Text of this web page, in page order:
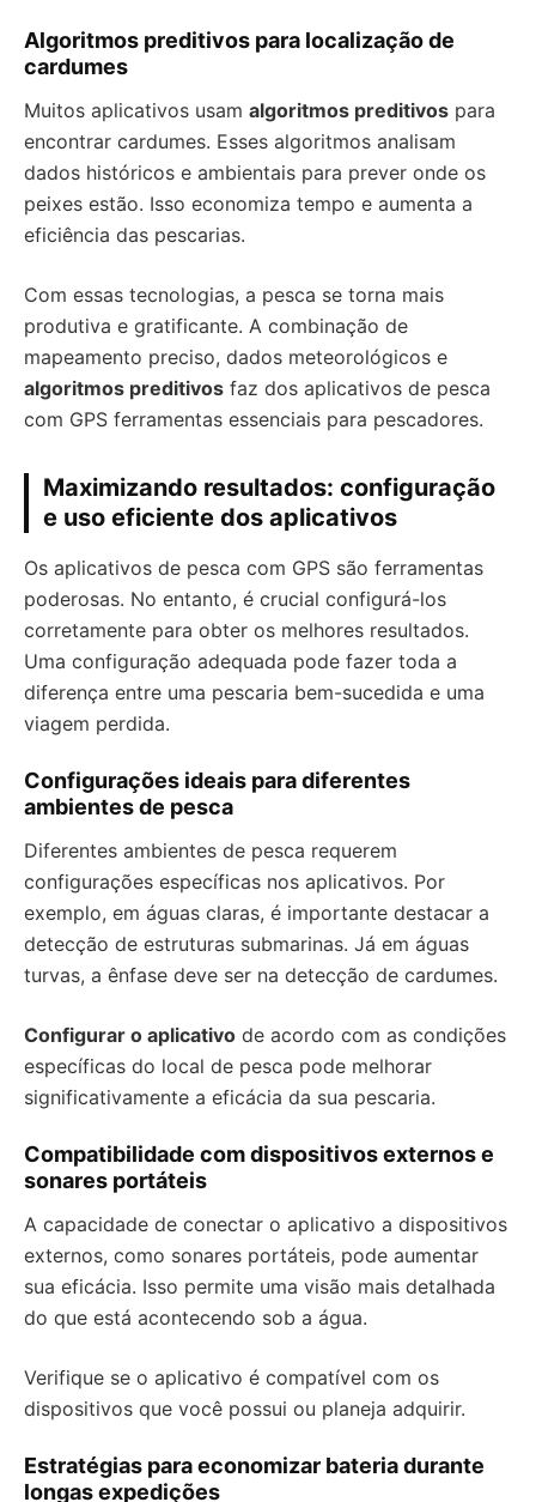
Algoritmos preditivos para localização de
cardumes
Muitos aplicativos usam algoritmos preditivos para
encontrar cardumes. Esses algoritmos analisam
dados históricos e ambientais para prever onde os
peixes estão. Isso economiza tempo e aumenta a
eficiência das pescarias.
Com essas tecnologias, a pesca se torna mais
produtiva e gratificante. A combinação de
mapeamento preciso, dados meteorológicos e
algoritmos preditivos faz dos aplicativos de pesca
com GPS ferramentas essenciais para pescadores.
Maximizando resultados: configuração
e uso eficiente dos aplicativos
Os aplicativos de pesca com GPS são ferramentas
poderosas. No entanto, é crucial configurá-los
corretamente para obter os melhores resultados.
Uma configuração adequada pode fazer toda a
diferença entre uma pescaria bem-sucedida e uma
viagem perdida.
Configurações ideais para diferentes
ambientes de pesca
Diferentes ambientes de pesca requerem
configurações específicas nos aplicativos. Por
exemplo, em águas claras, é importante destacar a
detecção de estruturas submarinas. Já em águas
turvas, a ênfase deve ser na detecção de cardumes.
Configurar o aplicativo de acordo com as condições
específicas do local de pesca pode melhorar
significativamente a eficácia da sua pescaria.
Compatibilidade com dispositivos externos e
sonares portáteis
A capacidade de conectar o aplicativo a dispositivos
externos, como sonares portáteis, pode aumentar
sua eficácia. Isso permite uma visão mais detalhada
do que está acontecendo sob a água.
Verifique se o aplicativo é compatível com os
dispositivos que você possui ou planeja adquirir.
Estratégias para economizar bateria durante
longas expedições